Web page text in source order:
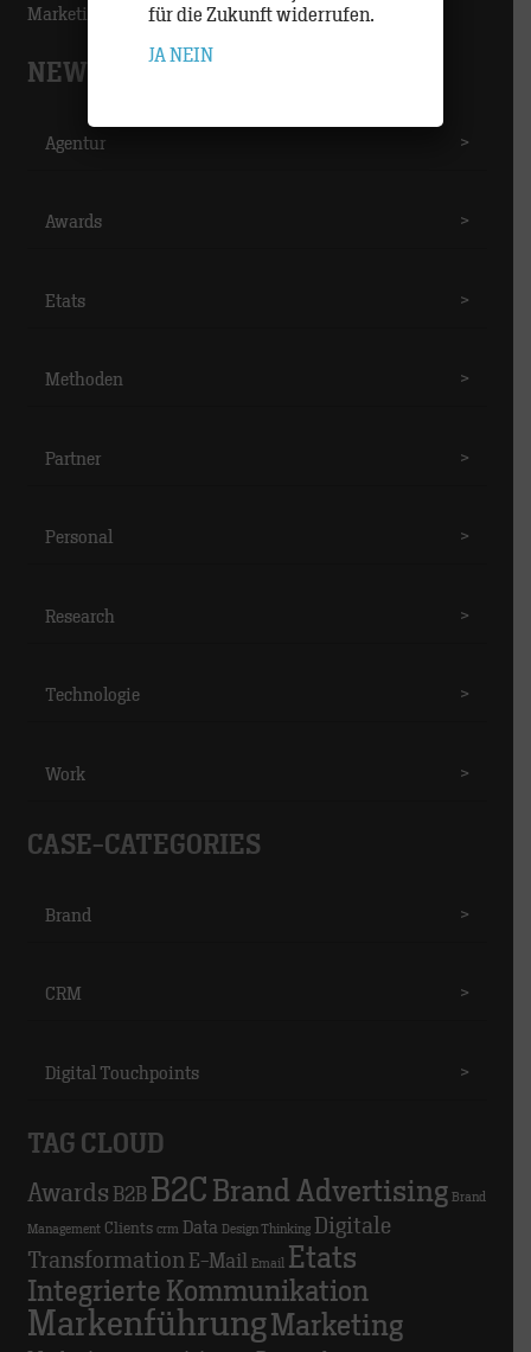
Marketingautomatisierung.
NEWS-CATEGORIES
Agentur >
Awards >
Etats >
Methoden >
Partner >
Personal >
Research >
Technologie >
Work >
CASE-CATEGORIES
Brand >
CRM >
Digital Touchpoints >
TAG CLOUD
Awards B2B B2C Brand Advertising Brand
Management Clients crm Data Design Thinking Digitale
Transformation E-Mail Email Etats
Integrierte Kommunikation
MarkenführungMarketing
für die Zukunft widerrufen.
JA NEIN